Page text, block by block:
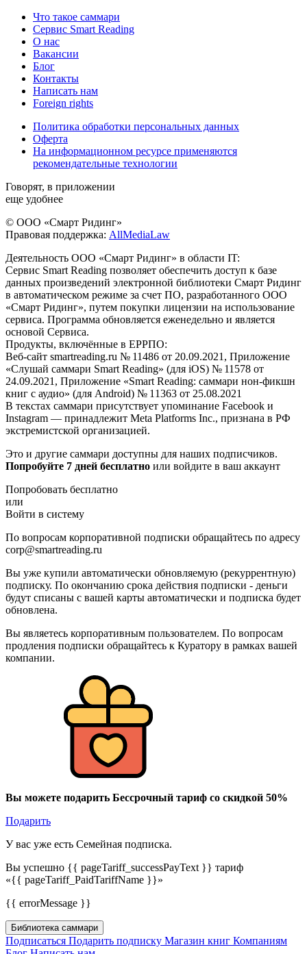
Что такое саммари
Сервис Smart Reading
О нас
Вакансии
Блог
Контакты
Написать нам
Foreign rights
Политика обработки персональных данных
Оферта
На информационном ресурсе применяются
рекомендательные технологии
Говорят, в приложении
еще удобнее
© ООО «Смарт Ридинг»
Правовая поддержка: AllMediaLaw
Деятельность ООО «Смарт Ридинг» в области IT:
Сервис Smart Reading позволяет обеспечить доступ к базе
данных произведений электронной библиотеки Смарт Ридинг
в автоматическом режиме за счет ПО, разработанного ООО
«Смарт Ридинг», путем покупки лицензии на использование
сервиса. Программа обновляется еженедельно и является
основой Сервиса.
Продукты, включённые в ЕРРПО:
Веб-сайт smartreading.ru № 11486 от 20.09.2021, Приложение
«Слушай саммари Smart Reading» (для iOS) № 11578 от
24.09.2021, Приложение «Smart Reading: саммари нон-фикшн
книг с аудио» (для Android) № 11363 от 25.08.2021
В текстах саммари присутствует упоминание Facebook и
Instagram — принадлежит Meta Platforms Inc., признана в РФ
экстремистской организацией.
Это и другие саммари доступны для наших подписчиков.
Попробуйте 7 дней бесплатно или войдите в ваш аккаунт
Попробовать бесплатно
или
Войти в систему
По вопросам корпоративной подписки обращайтесь по адресу
corp@smartreading.ru
Вы уже купили автоматически обновляемую (рекуррентную)
подписку. По окончанию срока действия подписки - деньги
будут списаны с вашей карты автоматически и подписка будет
обновлена.
Вы являетесь корпоративным пользователем. По вопросам
продления подписки обращайтесь к Куратору в рамках вашей
компании.
Вы можете подарить Бессрочный тариф со скидкой 50%
Подарить
У вас уже есть Семейная подписка.
Вы успешно {{ pageTariff_successPayText }} тариф
«{{ pageTariff_PaidTariffName }}»
{{ errorMessage }}
Библиотека саммари
Подписаться Подарить подписку Магазин книг Компаниям